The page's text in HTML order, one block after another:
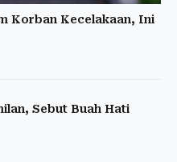
Korban Kecelakaan, Ini
Sebut Buah Hati